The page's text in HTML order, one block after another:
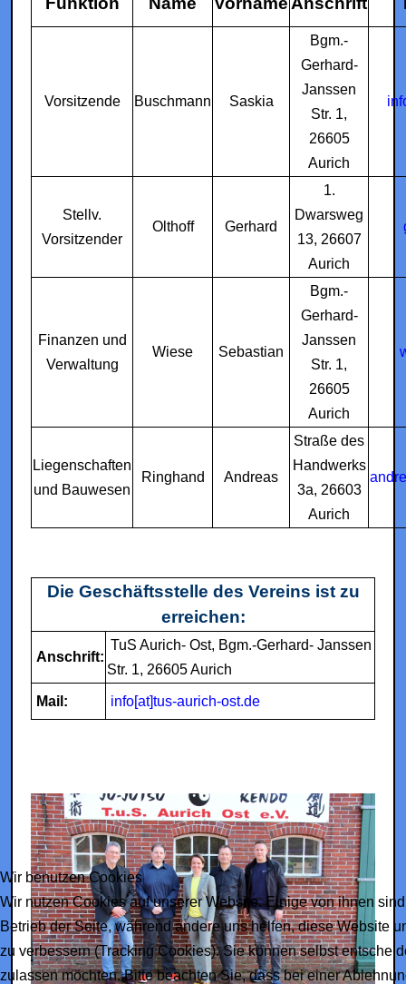
Vorsitzende Buschmann Saskia
Bgm.-
Gerhard-
Janssen
Str. 1,
26605
Aurich
Stellv.
Vorsitzender
Olthoff Gerhard
1.
Dwarsweg
13, 26607
Aurich
Finanzen und
Verwaltung
Wiese Sebastian
Bgm.-
Gerhard-
Janssen
Str. 1,
26605
Aurich
Liegenschaften
und Bauwesen
Ringhand Andreas
Straße des
Handwerks
3a, 26603
Aurich
Die Geschäftsstelle des Vereins ist zu
erreichen:
Anschrift:
TuS Aurich- Ost, Bgm.-Gerhard- Janssen
Str. 1, 26605 Aurich
Mail: info[at]tus-aurich-ost.de
Wir benutzen Cookies
Wir nutzen Cookies auf unserer Website. Einige von ihnen
Betrieb der Seite, während andere uns helfen, diese Website
zu verbessern (Tracking Cookies). Sie können selbst
zulassen möchten. Bitte beachten Sie, dass bei einer